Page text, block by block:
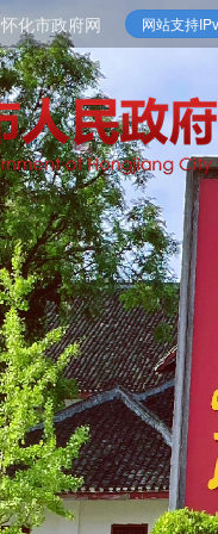
怀化市政府网 网站支持